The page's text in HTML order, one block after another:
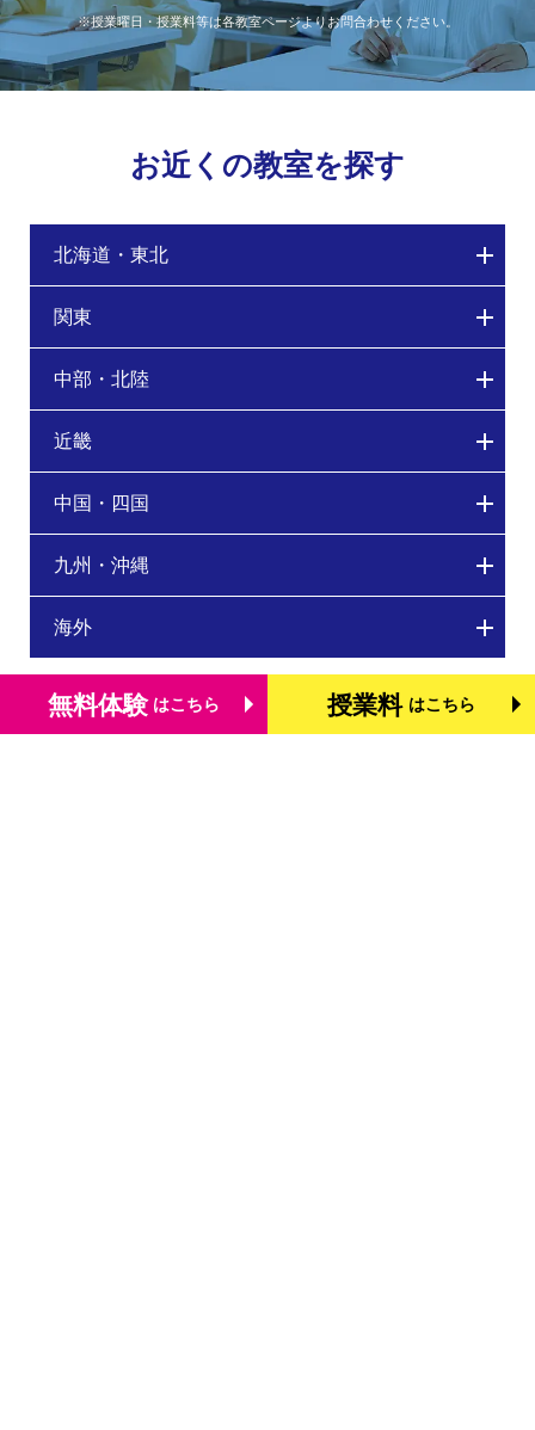
※授業曜日・授業料等は各教室ページよりお問合わせください。
お近くの教室を探す
北海道・東北
関東
中部・北陸
近畿
中国・四国
九州・沖縄
海外
無料体験 はこちら 授業料 はこちら